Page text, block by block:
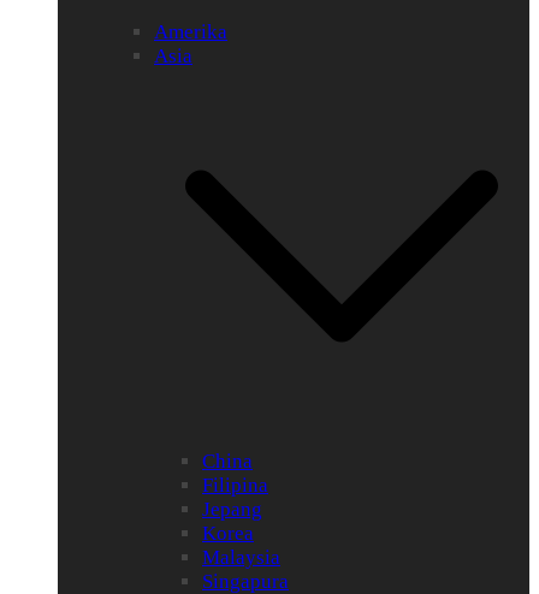
Amerika
Asia
China
Filipina
Jepang
Korea
Malaysia
Singapura